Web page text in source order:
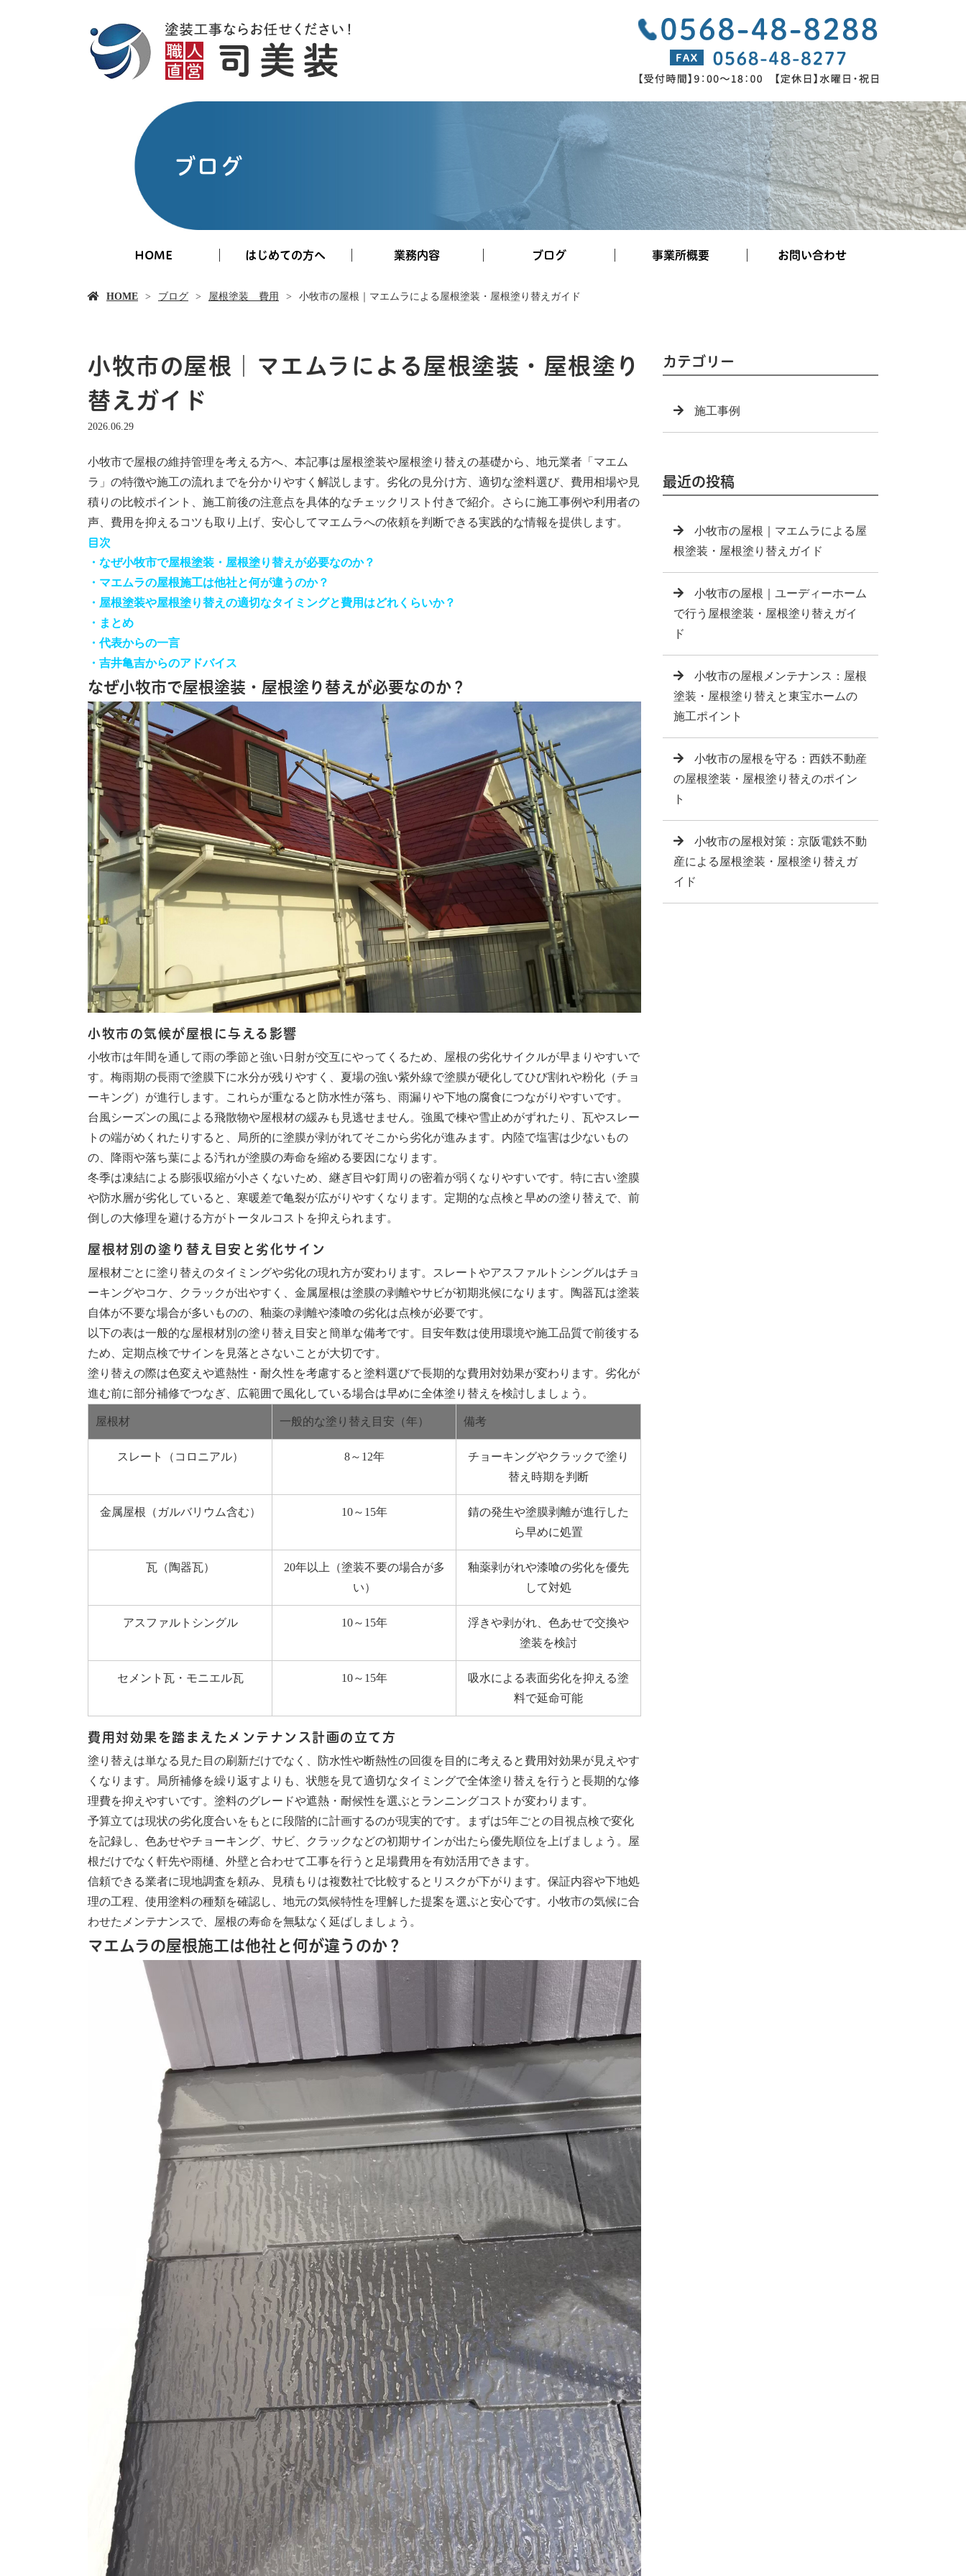
ブログ
HOME はじめての方へ 業務内容 ブログ 事業所概要 お問い合わせ
HOME ブログ 屋根塗装 費用 小牧市の屋根｜マエムラによる屋根塗装・屋根塗り替えガイド
小牧市の屋根｜マエムラによる屋根塗装・屋根塗り
替えガイド
2026.06.29
小牧市で屋根の維持管理を考える方へ、本記事は屋根塗装や屋根塗り替えの基礎から、地元業者「マエム
ラ」の特徴や施工の流れまでを分かりやすく解説します。劣化の見分け方、適切な塗料選び、費用相場や見
積りの比較ポイント、施工前後の注意点を具体的なチェックリスト付きで紹介。さらに施工事例や利用者の
声、費用を抑えるコツも取り上げ、安心してマエムラへの依頼を判断できる実践的な情報を提供します。
目次
・なぜ小牧市で屋根塗装・屋根塗り替えが必要なのか？
・マエムラの屋根施工は他社と何が違うのか？
・屋根塗装や屋根塗り替えの適切なタイミングと費用はどれくらいか？
・まとめ
・代表からの一言
・吉井亀吉からのアドバイス
なぜ小牧市で屋根塗装・屋根塗り替えが必要なのか？
小牧市の気候が屋根に与える影響
小牧市は年間を通して雨の季節と強い日射が交互にやってくるため、屋根の劣化サイクルが早まりやすいで
す。梅雨期の長雨で塗膜下に水分が残りやすく、夏場の強い紫外線で塗膜が硬化してひび割れや粉化（チョ
ーキング）が進行します。これらが重なると防水性が落ち、雨漏りや下地の腐食につながりやすいです。
台風シーズンの風による飛散物や屋根材の緩みも見逃せません。強風で棟や雪止めがずれたり、瓦やスレー
トの端がめくれたりすると、局所的に塗膜が剥がれてそこから劣化が進みます。内陸で塩害は少ないもの
の、降雨や落ち葉による汚れが塗膜の寿命を縮める要因になります。
冬季は凍結による膨張収縮が小さくないため、継ぎ目や釘周りの密着が弱くなりやすいです。特に古い塗膜
や防水層が劣化していると、寒暖差で亀裂が広がりやすくなります。定期的な点検と早めの塗り替えで、前
倒しの大修理を避ける方がトータルコストを抑えられます。
屋根材別の塗り替え目安と劣化サイン
屋根材ごとに塗り替えのタイミングや劣化の現れ方が変わります。スレートやアスファルトシングルはチョ
ーキングやコケ、クラックが出やすく、金属屋根は塗膜の剥離やサビが初期兆候になります。陶器瓦は塗装
自体が不要な場合が多いものの、釉薬の剥離や漆喰の劣化は点検が必要です。
以下の表は一般的な屋根材別の塗り替え目安と簡単な備考です。目安年数は使用環境や施工品質で前後する
ため、定期点検でサインを見落とさないことが大切です。
塗り替えの際は色変えや遮熱性・耐久性を考慮すると塗料選びで長期的な費用対効果が変わります。劣化が
進む前に部分補修でつなぎ、広範囲で風化している場合は早めに全体塗り替えを検討しましょう。
屋根材 一般的な塗り替え目安（年） 備考
スレート（コロニアル） 8～12年
チョーキングやクラックで塗り
替え時期を判断
金属屋根（ガルバリウム含む） 10～15年
錆の発生や塗膜剥離が進行した
ら早めに処置
瓦（陶器瓦）
20年以上（塗装不要の場合が多
い）
釉薬剥がれや漆喰の劣化を優先
して対処
アスファルトシングル 10～15年
浮きや剥がれ、色あせで交換や
塗装を検討
セメント瓦・モニエル瓦 10～15年
吸水による表面劣化を抑える塗
料で延命可能
費用対効果を踏まえたメンテナンス計画の立て方
塗り替えは単なる見た目の刷新だけでなく、防水性や断熱性の回復を目的に考えると費用対効果が見えやす
くなります。局所補修を繰り返すよりも、状態を見て適切なタイミングで全体塗り替えを行うと長期的な修
理費を抑えやすいです。塗料のグレードや遮熱・耐候性を選ぶとランニングコストが変わります。
予算立ては現状の劣化度合いをもとに段階的に計画するのが現実的です。まずは5年ごとの目視点検で変化
を記録し、色あせやチョーキング、サビ、クラックなどの初期サインが出たら優先順位を上げましょう。屋
根だけでなく軒先や雨樋、外壁と合わせて工事を行うと足場費用を有効活用できます。
信頼できる業者に現地調査を頼み、見積もりは複数社で比較するとリスクが下がります。保証内容や下地処
理の工程、使用塗料の種類を確認し、地元の気候特性を理解した提案を選ぶと安心です。小牧市の気候に合
わせたメンテナンスで、屋根の寿命を無駄なく延ばしましょう。
マエムラの屋根施工は他社と何が違うのか？
カテゴリー
施工事例
最近の投稿
小牧市の屋根｜マエムラによる屋
根塗装・屋根塗り替えガイド
小牧市の屋根｜ユーディーホーム
で行う屋根塗装・屋根塗り替えガイ
ド
小牧市の屋根メンテナンス：屋根
塗装・屋根塗り替えと東宝ホームの
施工ポイント
小牧市の屋根を守る：西鉄不動産
の屋根塗装・屋根塗り替えのポイン
ト
小牧市の屋根対策：京阪電鉄不動
産による屋根塗装・屋根塗り替えガ
イド